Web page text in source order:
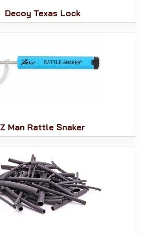
Decoy Texas Lock
Z Man Rattle Snaker